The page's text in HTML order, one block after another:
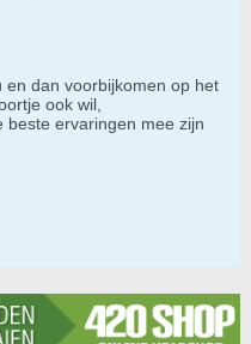
en dan voorbijkomen op het
ook wil,
beste ervaringen mee zijn